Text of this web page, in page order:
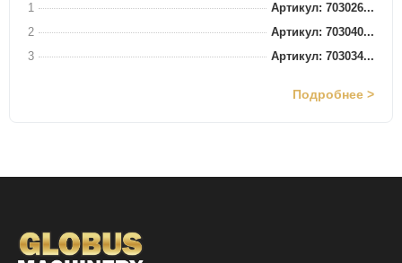
1
Артикул: 703026...
2
Артикул: 703040...
3
Артикул: 703034...
Подробнее >